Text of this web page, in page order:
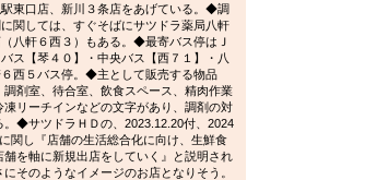
東口店、新川３条店をあげている。◆調
関しては、すぐそばにサツドラ薬局八軒
（八軒６西３）もある。◆最寄バス停はＪ
バス【琴４０】・中央バス【西７１】・八
西５バス停。◆主として販売する物品
剤室、待合室、飲食スペース、精肉作業
リーチインなどの文字があり、調剤の対
◆サツドラＨＤの、2023.12.20付、2024
関し『店舗の生活総合化に向け、生鮮食
を軸に新規出店をしていく』と説明され
そのようなイメージのお店となりそう。